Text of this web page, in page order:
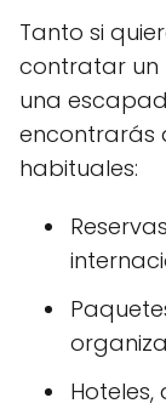
Tanto si
contratar un
una
encontrarás
habituales: